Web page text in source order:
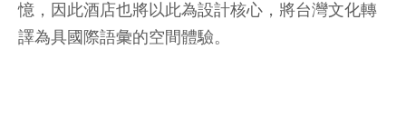
憶，因此酒店也將以此為設計核心，將台灣文化轉
譯為具國際語彙的空間體驗。